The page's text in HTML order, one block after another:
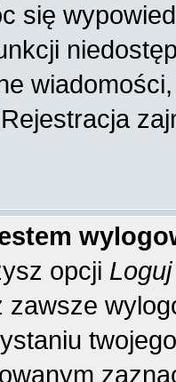
się
opcji
zawsze